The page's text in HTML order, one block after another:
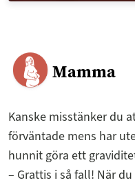
Mamma
Kanske misstänker du
förväntade mens har
hunnit göra ett
– Grattis i så fall! När